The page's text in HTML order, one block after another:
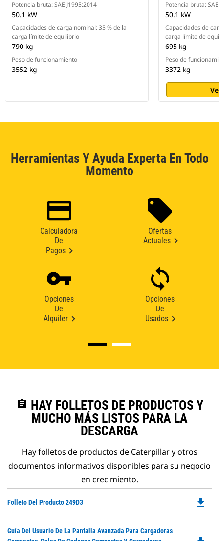
Potencia bruta: SAE J1995:2014
50.1 kW
Capacidades de carga nominal: 35 % de la
carga límite de equilibrio
790 kg
Peso de funcionamiento
3552 kg
Potencia bruta:
50.1 kW
Capacidades de
carga límite de
695 kg
Peso de
3372 kg
Herramientas Y Ayuda Experta En Todo
Momento
Calculadora
De
Pagos
Ofertas
Actuales
Opciones
De
Alquiler
Opciones
De
Usados
assignment HAY FOLLETOS DE PRODUCTOS Y
MUCHO MÁS LISTOS PARA LA
DESCARGA
Hay folletos de productos de Caterpillar y otros
documentos informativos disponibles para su negocio
en crecimiento.
Folleto Del Producto 249D3 file_download
Guía Del Usuario De La Pantalla Avanzada Para Cargadoras